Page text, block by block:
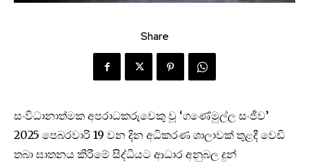
Share
සංවිධානාත්මක අපරාධකරුවෙකු වූ ‘ගණේමුල්ල සංජීව’
2025 පෙබරවාරි 19 වන දින අධිකරණ ශාලාවක් තුළදී වෙඩි
තබා ඝාතනය කිරීමේ සිද්ධියට ආධාර අනුබල දුන්